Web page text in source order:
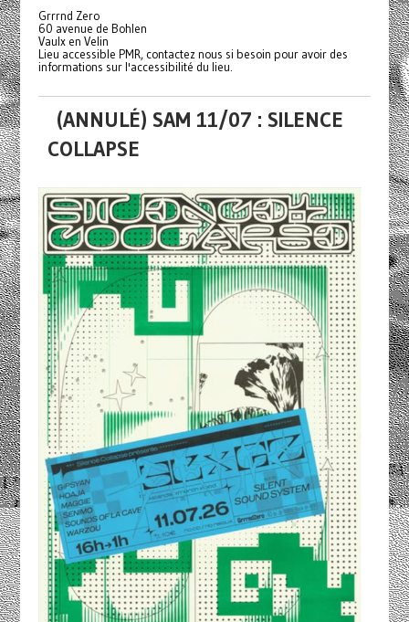
Grrrnd Zero
60 avenue de Bohlen
Vaulx en Velin
Lieu accessible PMR, contactez nous si besoin pour avoir des
informations sur l'accessibilité du lieu.
(ANNULÉ) SAM 11/07 : SILENCE
COLLAPSE